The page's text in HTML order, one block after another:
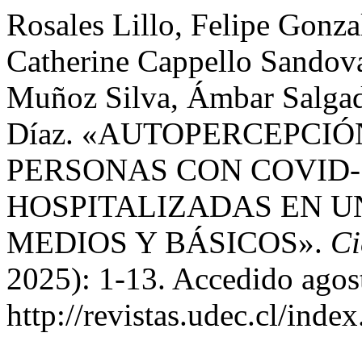
Rosales Lillo, Felipe
Catherine Cappello
Muñoz Silva, Ámbar
Díaz.
PERSONAS CON
HOSPITALIZADAS EN
MEDIOS Y BÁSICOS».
2025): 1-13. Accedido
http://revistas.udec.cl/